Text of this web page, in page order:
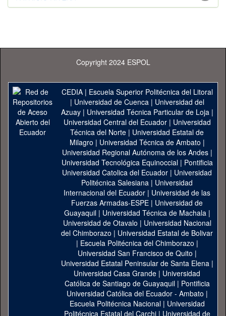
Copyright 2024 ESPOL
CEDIA| Escuela Superior Politécnica del Litoral
| Universidad de Cuenca| Universidad del
Azuay| Universidad Técnica Particular de Loja|
Universidad Central del Ecuador| Universidad
Técnica del Norte | Universidad Estatal de
Milagro | Universidad Técnica de Ambato |
Universidad Regional Autónoma de los Andes|
Universidad Tecnológica Equinoccial| Pontificia
Universidad Catolica del Ecuador | Universidad
Politécnica Salesiana | Universidad
Internacional del Ecuador | Universidad de las
Fuerzas Armadas-ESPE | Universidad de
Guayaquil| Universidad Técnica de Machala|
Universidad de Otavalo | Universidad Nacional
del Chimborazo | Universidad Estatal de Bolivar
| Escuela Politécnica del Chimborazo |
Universidad San Francisco de Quito |
Universidad Estatal Peninsular de Santa Elena|
Universidad Casa Grande | Universidad
Católica de Santiago de Guayaquil| Pontificia
Universidad Católica del Ecuador - Ambato |
Escuela Politécnica Nacional| Universidad
Politécnica Estatal del Carchi| Universidad de